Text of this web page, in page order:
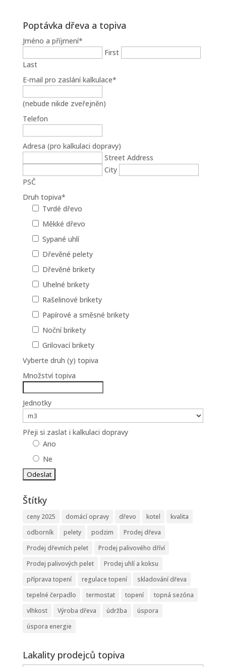
Poptávka dřeva a topiva
Jméno a příjmení*
First
Last
E-mail pro zaslání kalkulace*
(nebude nikde zveřejněn)
Telefon
Adresa (pro kalkulaci dopravy)
Street Address
City
PSČ
Druh topiva*
Tvrdé dřevo
Měkké dřevo
Sypané uhlí
Dřevěné pelety
Dřevěné brikety
Uhelné brikety
Rašelinové brikety
Papírové a směsné brikety
Noční brikety
Grilovací brikety
Vyberte druh (y) topiva
Množství topiva
Jednotky
Přeji si zaslat i kalkulaci dopravy
Ano
Ne
Štítky
ceny 2025 domácí opravy dřevo kotel
kvalita
odborník
pelety podzim
Prodej dřeva
Prodej dřevních pelet
Prodej palivového dříví
Prodej palivových pelet
Prodej uhlí a koksu
příprava topení
regulace topení
skladování dřeva
tepelné čerpadlo
termostat topení
topná sezóna
vlhkost
Výroba dřeva údržba
úspora
úspora energie
Lakality prodejců topiva